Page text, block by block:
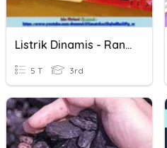
Listrik Dinamis - Rangkaian Listrik
5 T 3rd